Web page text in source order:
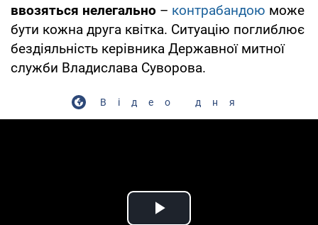
ввозяться нелегально – контрабандою може
бути кожна друга квітка. Ситуацію поглиблює
бездіяльність керівника Державної митної
служби Владислава Суворова.
Відео дня